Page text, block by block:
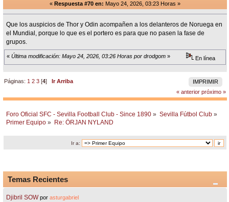
« Respuesta #70 en: Mayo 24, 2026, 03:23 Horas »
Que los auspicios de Thor y Odin acompañen a los delanteros de Noruega en
el Mundial, porque lo que es el portero es para que no pasen la fase de
grupos.
« Última modificación: Mayo 24, 2026, 03:26 Horas por drodgom » En línea
IMPRIMIR
Páginas: 1 2 3 [4]Ir Arriba
« anterior próximo »
Foro Oficial SFC - Sevilla Football Club - Since 1890 » Sevilla Fútbol Club »
Primer Equipo » Re: ÖRJAN NYLAND
Ir a:
Temas Recientes
Djibril SOW porasturgabriel